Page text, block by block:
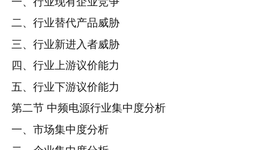
二、行业替代产品威胁
三、行业新进入者威胁
四、行业上游议价能力
五、行业下游议价能力
第二节 中频电源行业集中度分析
一、市场集中度分析